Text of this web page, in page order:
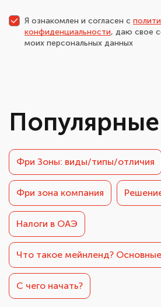
Я ознакомлен и согласен с
конфиденциальности, даю свое
моих персональных данных
Популярные
Фри Зоны: виды/типы/отличия
Фри зона компания
Налоги в ОАЭ
Что такое мейнленд?
С чего начать?